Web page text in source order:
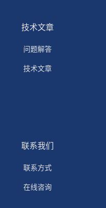
技术文章
问题解答
技术文章
联系我们
联系方式
在线咨询